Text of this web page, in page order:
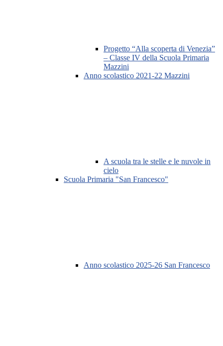
Progetto “Alla scoperta di Venezia”
– Classe IV della Scuola Primaria
Mazzini
Anno scolastico 2021-22 Mazzini
A scuola tra le stelle e le nuvole in
cielo
Scuola Primaria "San Francesco"
Anno scolastico 2025-26 San Francesco